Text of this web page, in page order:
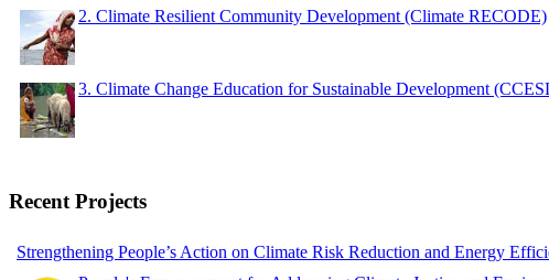
2. Climate Resilient Community Development (Climate RECODE)
3. Climate Change Education for Sustainable Development
Recent Projects
Strengthening People’s Action on Climate Risk Reduction and Energy